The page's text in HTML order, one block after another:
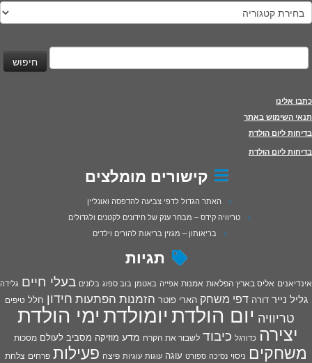
קטגוריות
חיפוש:
כתבו אלינו
תנאי השימוש באתר
בדיחות ליום הולדת
בדיחות ליום הולדת
קישורים מומלצים
האתר הגדול לדפי צביעה להדפסה ואונליין
טריוויה קידס – מבחר ענק של חידונים לקטנים ולגדולים
בריאותון – מגזין בריאות להורים וילדים
תגיות
אינדיאנים אליס בארץ הפלאות אמנות אפייה באטמן בוב ספוג בלונים בעלי חיים גלידה
גליל נייר דורה דפי משחק הארי פוטר הזמנות הפתעות חידון חלל טיפים
טריוויה יום הולדתיומולדתימי הולדת
יצירה כדורגל כיבוד לשבור את הקרח מדע מוזיקה מסביב לעולם מסכות
משחקים ניסוי נסיכה ספורט עוגה עוגות עוגיות פיצה פעילות פרחים צלחת